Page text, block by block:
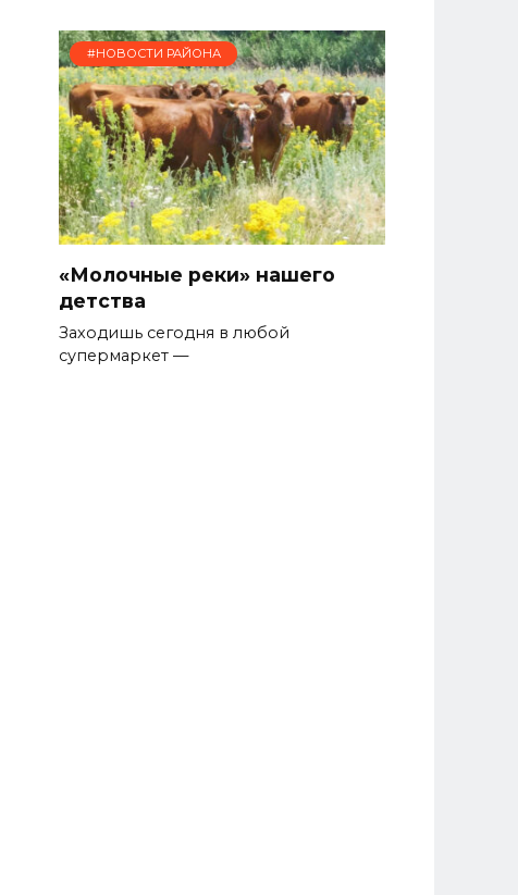
#НОВОСТИ РАЙОНА
«Молочные реки» нашего
детства
Заходишь сегодня в любой
супермаркет —